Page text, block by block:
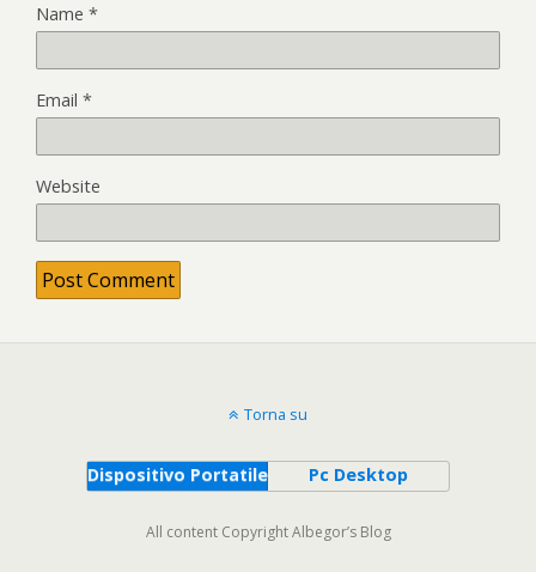
Name *
Email *
Website
Torna su
Dispositivo Portatile Pc Desktop
All content Copyright Albegor’s Blog